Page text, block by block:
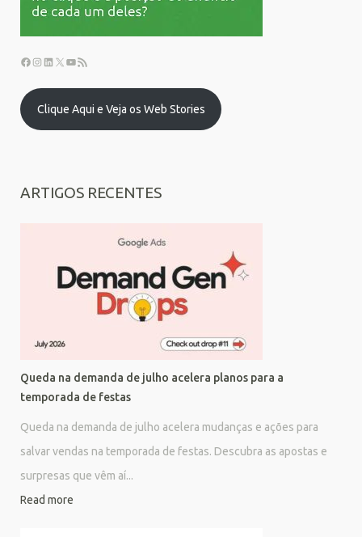
Clique Aqui e Veja os Web Stories
ARTIGOS RECENTES
Queda na demanda de julho acelera planos para a
temporada de festas
Queda na demanda de julho acelera mudanças e ações para
salvar vendas na temporada de festas. Descubra as apostas e
surpresas que vêm aí...
Read more